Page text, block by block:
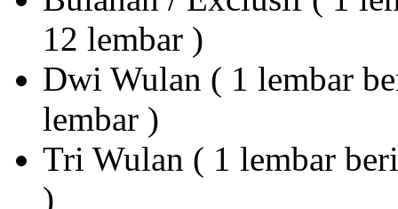
12 lembar )
Dwi Wulan ( 1 lembar
lembar )
Tri Wulan ( 1 lembar
)